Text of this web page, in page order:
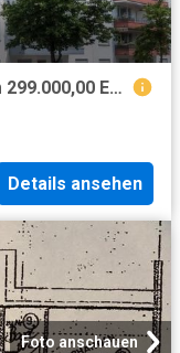
Wohnung zum Kaufen in Mannheim 299.000,00 EUR 64 m²
Details ansehen
Foto anschauen